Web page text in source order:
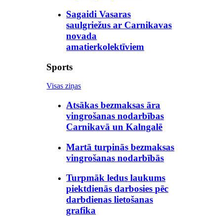
Sagaidi Vasaras
saulgriežus ar Carnikavas
novada
amatierkolektīviem
Sports
Visas ziņas
Atsākas bezmaksas āra
vingrošanas nodarbības
Carnikavā un Kalngalē
Martā turpinās bezmaksas
vingrošanas nodarbībās
Turpmāk ledus laukums
piektdienās darbosies pēc
darbdienas lietošanas
grafika